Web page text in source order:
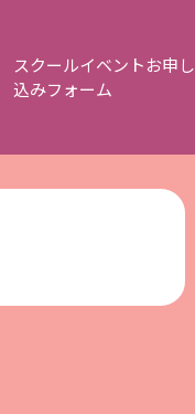
スクールイベントお申し
込みフォーム